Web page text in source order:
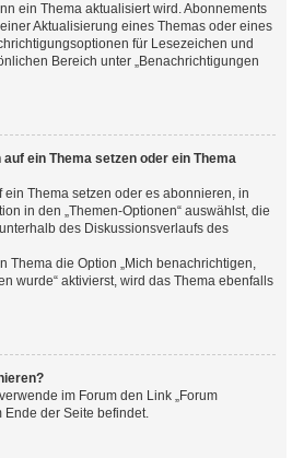
ein Thema aktualisiert wird. Abonnements
Aktualisierung eines Themas oder eines
für Lesezeichen und
Bereich unter „Benachrichtigungen
ein Thema setzen oder ein Thema
Thema setzen oder es abonnieren, in
in den „Themen-Optionen“ auswählst, die
des Diskussionsverlaufs des
Thema die Option „Mich benachrichtigen,
wurde“ aktivierst, wird das Thema ebenfalls
im Forum den Link „Forum
Ende der Seite befindet.